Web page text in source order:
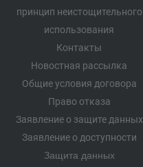
принцип неистощительного
использования
Контакты
Новостная рассылка
Общие условия договора
Право отказа
Заявление о защите данных
Заявление о доступности
Защита данных